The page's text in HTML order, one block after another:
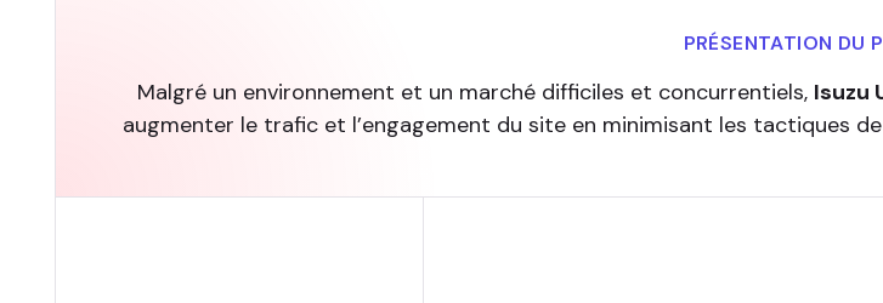
PRÉSENTATION DU
Malgré un environnement et un marché difficiles et concurrentiels, Isuzu
augmenter le trafic et l’engagement du site en minimisant les tactiques